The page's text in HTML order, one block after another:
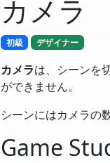
カメラ
初級 デザイナー
カメラは、シーンを
ができません。
シーンにはカメラの
Game